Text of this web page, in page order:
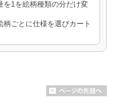
1を絵柄種類の分だけ変
ごとに仕様を選びカート